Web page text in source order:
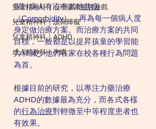
兒童精神科｜心理健康紙牌遊戲
兒童精神科｜讀寫障礙
兒童精神科｜ADHD
成人精神科｜失眠
探討病人有沒有其他共病
（Comorbidity），再為每一個病人度
身定做治療方案。而治療方案的共同
目標，一般都是以提昇孩童的學習能
力和減少他們在家在校各種行為問題
為首。
根據目前的研究，以專注力藥治療
ADHD的數據最為充分，而各式各樣
的行為治療對輕微至中等程度患者也
有效果。